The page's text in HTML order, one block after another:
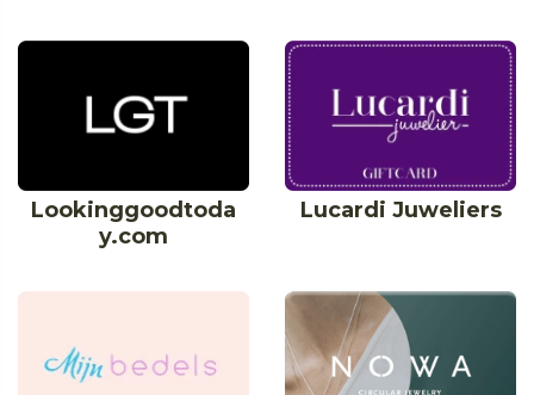
Lookinggoodtoda
y.com
Lucardi Juweliers